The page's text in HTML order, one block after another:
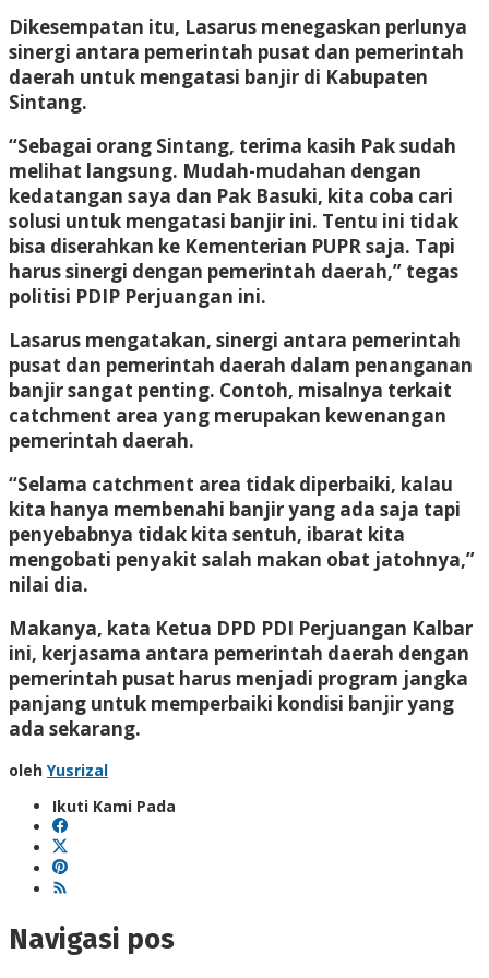
Dikesempatan itu, Lasarus menegaskan perlunya
sinergi antara pemerintah pusat dan pemerintah
daerah untuk mengatasi banjir di Kabupaten
Sintang.
“Sebagai orang Sintang, terima kasih Pak sudah
melihat langsung. Mudah-mudahan dengan
kedatangan saya dan Pak Basuki, kita coba cari
solusi untuk mengatasi banjir ini. Tentu ini tidak
bisa diserahkan ke Kementerian PUPR saja. Tapi
harus sinergi dengan pemerintah daerah,” tegas
politisi PDIP Perjuangan ini.
Lasarus mengatakan, sinergi antara pemerintah
pusat dan pemerintah daerah dalam penanganan
banjir sangat penting. Contoh, misalnya terkait
catchment area yang merupakan kewenangan
pemerintah daerah.
“Selama catchment area tidak diperbaiki, kalau
kita hanya membenahi banjir yang ada saja tapi
penyebabnya tidak kita sentuh, ibarat kita
mengobati penyakit salah makan obat jatohnya,”
nilai dia.
Makanya, kata Ketua DPD PDI Perjuangan Kalbar
ini, kerjasama antara pemerintah daerah dengan
pemerintah pusat harus menjadi program jangka
panjang untuk memperbaiki kondisi banjir yang
ada sekarang.
oleh Yusrizal
Ikuti Kami Pada
Navigasi pos